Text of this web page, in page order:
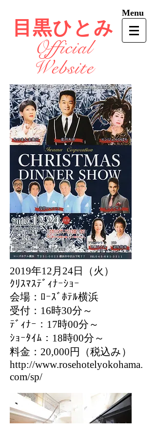
Menu
目黒ひとみ
Official
Website
2019年12月24日（火）
ｸﾘｽﾏｽﾃﾞｨﾅｰｼｮｰ
会場：ﾛｰｽﾞﾎﾃﾙ横浜
受付：16時30分～
ﾃﾞｨﾅｰ：17時00分～
ｼｮｰﾀｲﾑ：18時00分～
料金：20,000円（税込み）
http://www.rosehotelyokohama.
com/sp/